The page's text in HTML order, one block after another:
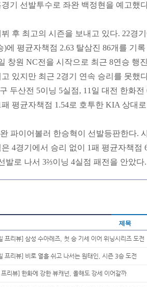
기 선발투수로 좌완 백정현을 예고했
후 최고의 시즌을 보내고 있다. 22경
)에 평균자책점 2.63 탈삼진 86개를 기
창원 NC전을 시작으로 최근 8연승 행
있지만 최근 2경기 연속 승리를 못했
두산전 5이닝 5실점, 11일 대전 한화
패 평균자책점 1.54로 호투한 KIA 상대
파이어볼러 한승혁이 선발등판한다.
4경기에서 승리 없이 1패 평균자책점
발로 나서 3⅔이닝 4실점 패전을 안았다.
제목
프리뷰] 삼성 수아레즈, 첫 승 기세 이어 위닝시리즈 도전
프리뷰] 비로 열흘 쉬고 나서는 원태인, 시즌 3승 도전
리뷰] 한화에 강한 뷰캐넌, 올해도 강세 이어갈까